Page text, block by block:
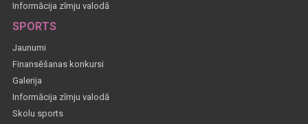
Informācija zīmju valodā
SPORTS
Jaunumi
Finansēšanas konkursi
Galerija
Informācija zīmju valodā
Skolu sports